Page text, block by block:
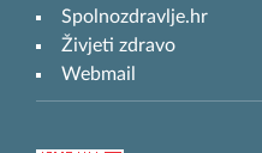
Spolnozdravlje.hr
Živjeti zdravo
Webmail